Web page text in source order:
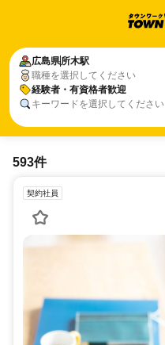
広島県所木駅
職種を選択してください
経験者・有資格者歓迎
キーワードを選択してください
593件
契約社員